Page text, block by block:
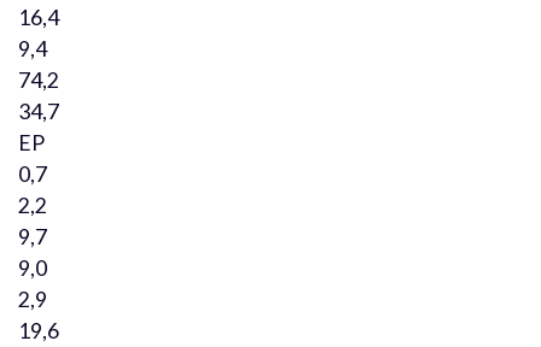
16,4
9,4
74,2
34,7
EP
0,7
2,2
9,7
9,0
2,9
19,6